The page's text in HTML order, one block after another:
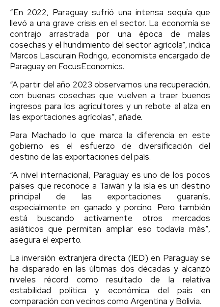
“En 2022, Paraguay sufrió una intensa sequía que
llevó a una grave crisis en el sector. La economía se
contrajo arrastrada por una época de malas
cosechas y el hundimiento del sector agrícola”, indica
Marcos Lascurain Rodrigo, economista encargado de
Paraguay en FocusEconomics.
“A partir del año 2023 observamos una recuperación,
con buenas cosechas que vuelven a traer buenos
ingresos para los agricultores y un rebote al alza en
las exportaciones agrícolas”, añade.
Para Machado lo que marca la diferencia en este
gobierno es el esfuerzo de diversificación del
destino de las exportaciones del país.
“A nivel internacional, Paraguay es uno de los pocos
países que reconoce a Taiwán y la isla es un destino
principal de las exportaciones guaranís,
especialmente en ganado y porcino. Pero también
está buscando activamente otros mercados
asiáticos que permitan ampliar eso todavía más”,
asegura el experto.
La inversión extranjera directa (IED) en Paraguay se
ha disparado en las últimas dos décadas y alcanzó
niveles récord como resultado de la relativa
estabilidad política y económica del país en
comparación con vecinos como Argentina y Bolivia.